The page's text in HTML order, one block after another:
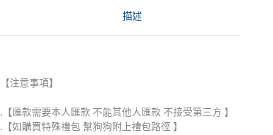
描述
【注意事項】
.【匯款需要本人匯款 不能其他人匯款 不接受第三方 】
.【如購買特殊禮包 幫狗狗附上禮包路徑 】